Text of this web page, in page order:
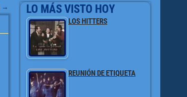
→ LO MÁS VISTO HOY
LOS HITTERS
REUNIÓN DE ETIQUETA